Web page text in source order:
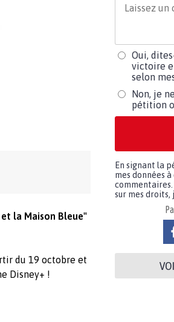
la Maison Bleue"
du 19 octobre et
Disney+ !
Oui,
victoire
selon
Non, je
pétition
En signant la
mes données
sur mes droits,